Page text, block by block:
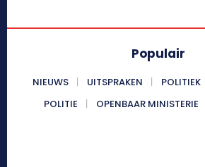
Populair
NIEUWS UITSPRAKEN POLITIEK
POLITIE
OPENBAAR MINISTERIE